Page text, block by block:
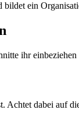
bildet ein
ihr
Achtet dabei auf